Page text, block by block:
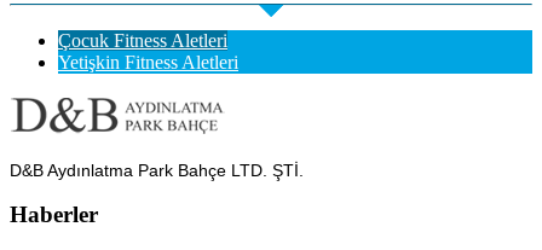
Çocuk Fitness Aletleri
Yetişkin Fitness Aletleri
D&B Aydınlatma Park Bahçe LTD. ŞTİ.
Haberler